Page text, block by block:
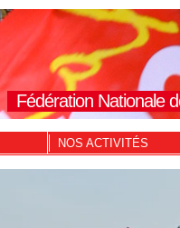
Fédération Nationale
NOS ACTIVITÉS